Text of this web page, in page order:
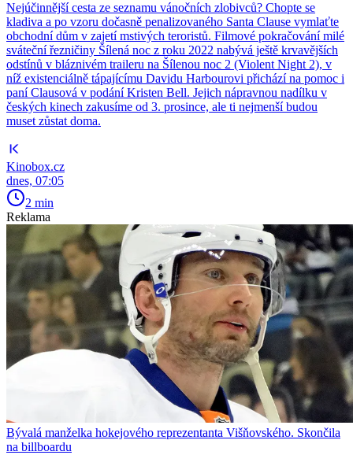
Nejúčinnější cesta ze seznamu vánočních zlobivců? Chopte se
kladiva a po vzoru dočasně penalizovaného Santa Clause vymlaťte
obchodní dům v zajetí mstivých teroristů. Filmové pokračování milé
sváteční řezničiny Šílená noc z roku 2022 nabývá ještě krvavějších
odstínů v bláznivém traileru na Šílenou noc 2 (Violent Night 2), v
níž existenciálně tápajícímu Davidu Harbourovi přichází na pomoc i
paní Clausová v podání Kristen Bell. Jejich nápravnou nadílku v
českých kinech zakusíme od 3. prosince, ale ti nejmenší budou
muset zůstat doma.
Kinobox.cz
dnes, 07:05
2 min
Reklama
Bývalá manželka hokejového reprezentanta Višňovského. Skončila
na billboardu